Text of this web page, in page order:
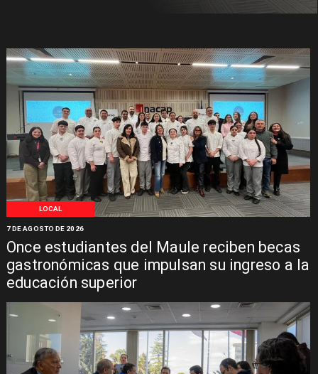
LOCAL
Once estudiantes del Maule reciben becas
gastronómicas que impulsan su ingreso a la
educación superior
7 DE AGOSTO DE 2026